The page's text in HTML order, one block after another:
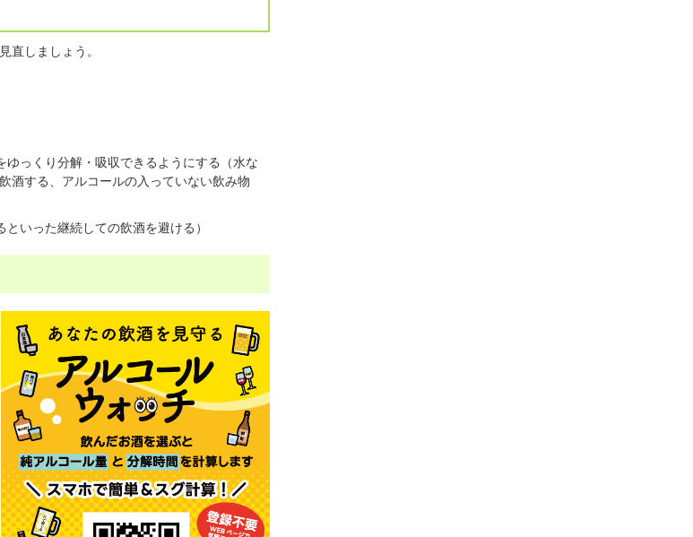
直しましょう。
っくり分解・吸収できるようにする（水な
酒する、アルコールの入っていない飲み物
いった継続しての飲酒を避ける）